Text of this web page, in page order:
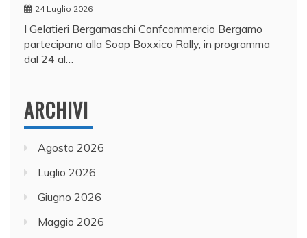
24 Luglio 2026
I Gelatieri Bergamaschi Confcommercio Bergamo
partecipano alla Soap Boxxico Rally, in programma
dal 24 al…
ARCHIVI
Agosto 2026
Luglio 2026
Giugno 2026
Maggio 2026